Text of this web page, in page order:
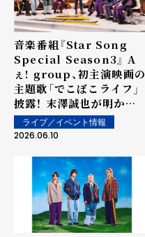
音楽番組『Star Song
Special Season3』 A
ぇ! group、初主演映画の
主題歌「でこぼこライフ」
披露！ 末澤誠也が明か
す"武勇伝"にAmBitious
衝撃「僕らのなかで人生1
ライブ／イベント情報
2026.06.10